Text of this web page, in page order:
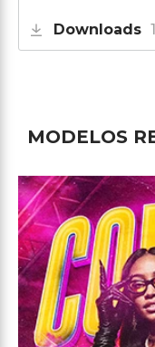
Downloads 1
MODELOS